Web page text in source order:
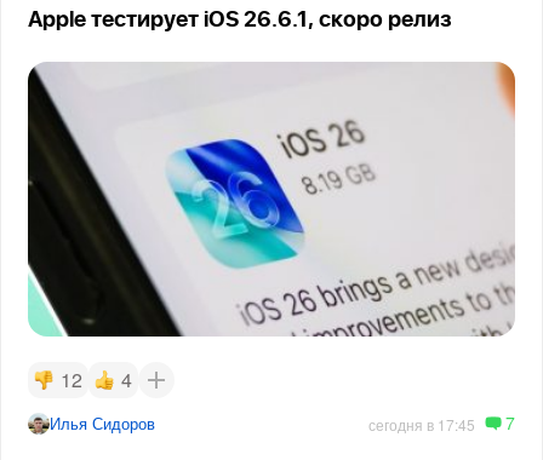
Apple тестирует iOS 26.6.1, скоро релиз
12 4
Илья Сидоров сегодня в 17:45 7